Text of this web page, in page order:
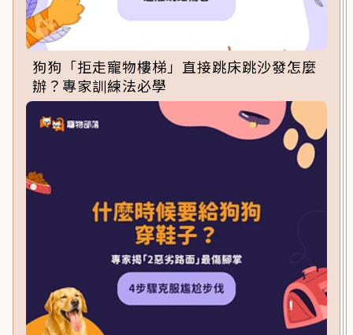
狗狗「拒走寵物樓梯」直接跳床跳沙發怎麼
辦？專家訓練法必學